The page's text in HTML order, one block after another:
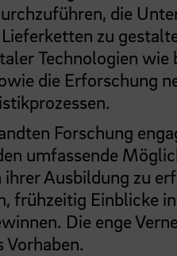
die
zu
Technologien
die Erforschung
Forschung
umfassende
Ausbildung zu
frühzeitig Einblicke
Die enge